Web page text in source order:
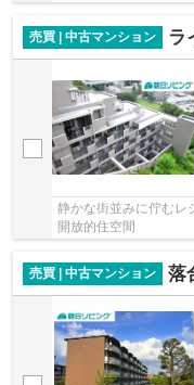
売買 | 中古マンション ラ
静かな街並みに佇むレ
開放的住空間
売買 | 中古マンション 落